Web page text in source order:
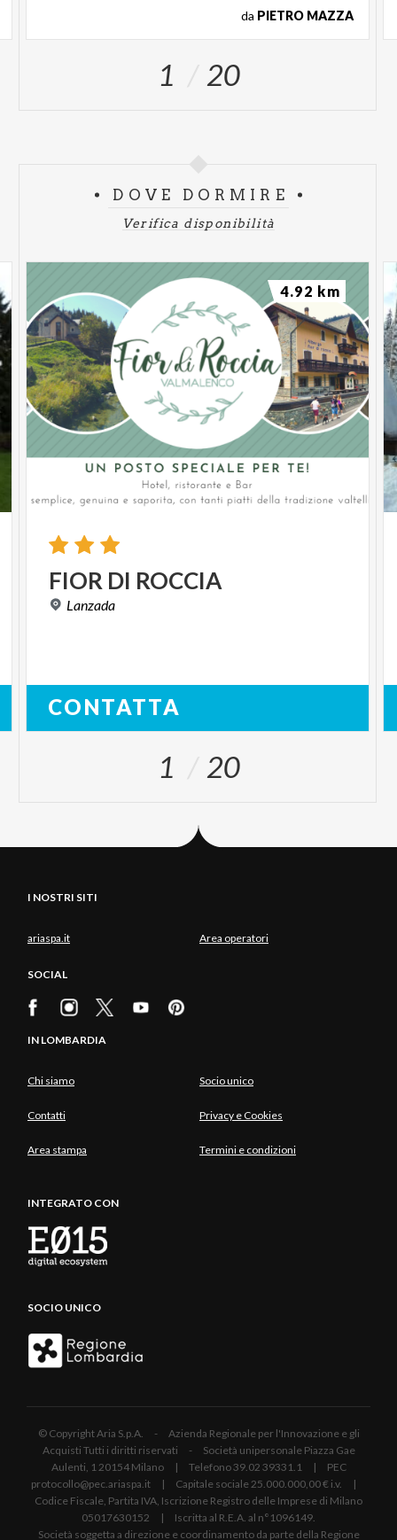
da PIETRO MAZZA
1 20
DOVE DORMIRE
Verifica disponibilità
FIOR DI ROCCIA
Lanzada
CONTATTA
4.92 km
1 20
I NOSTRI SITI
ariaspa.it Area operatori
SOCIAL
IN LOMBARDIA
Chi siamo Socio unico
Contatti Privacy e Cookies
Area stampa Termini e condizioni
INTEGRATO CON
SOCIO UNICO
© Copyright Aria S.p.A. - Azienda Regionale per l'Innovazione e gli
Acquisti Tutti i diritti riservati - Società unipersonale Piazza Gae
Aulenti, 1 20154 Milano | Telefono 39.02 39331.1 | PEC
protocollo@pec.ariaspa.it | Capitale sociale 25.000.000,00 € i.v. |
Codice Fiscale, Partita IVA, Iscrizione Registro delle Imprese di Milano
05017630152 | Iscritta al R.E.A. al n°1096149.
Società soggetta a direzione e coordinamento da parte della Regione